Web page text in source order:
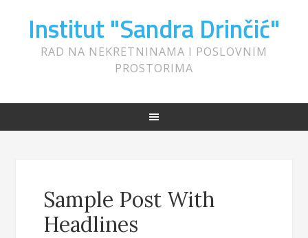
Institut "Sandra Drinčić"
RAD NA NEKRETNINAMA I POSLOVNIM
PROSTORIMA
Sample Post With
Headlines